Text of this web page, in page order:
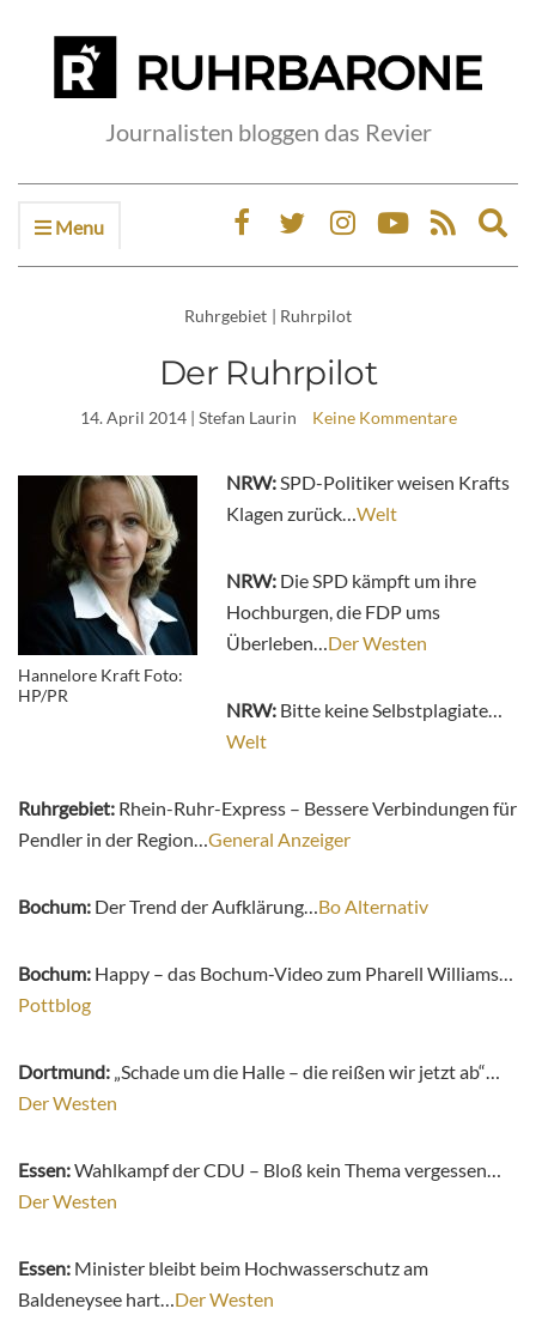
Journalisten bloggen das Revier
Menu
Ruhrgebiet | Ruhrpilot
Der Ruhrpilot
14. April 2014| Stefan Laurin Keine Kommentare
Hannelore Kraft Foto:
HP/PR
NRW:SPD-Politiker weisen Krafts
Klagen zurück…Welt
NRW: Die SPD kämpft um ihre
Hochburgen, die FDP ums
Überleben…Der Westen
NRW: Bitte keine Selbstplagiate…
Welt
Ruhrgebiet: Rhein-Ruhr-Express – Bessere Verbindungen für
Pendler in der Region…General Anzeiger
Bochum: Der Trend der Aufklärung…Bo Alternativ
Bochum: Happy – das Bochum-Video zum Pharell Williams…
Pottblog
Dortmund: „Schade um die Halle – die reißen wir jetzt ab“…
Der Westen
Essen:Wahlkampf der CDU – Bloß kein Thema vergessen…
Der Westen
Essen: Minister bleibt beim Hochwasserschutz am
Baldeneysee hart…Der Westen